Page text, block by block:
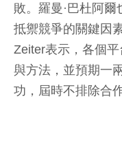
敗。羅曼·巴杜阿
抵禦競爭的關鍵因
Zeiter表示，各個
與方法，並預期一
功，屆時不排除合